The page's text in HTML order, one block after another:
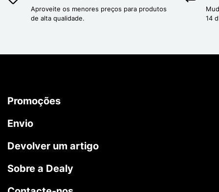
Aproveite os menores preços para produtos
de alta qualidade.
14
Promoções
Envio
Devolver um artigo
Sobre a Dealy